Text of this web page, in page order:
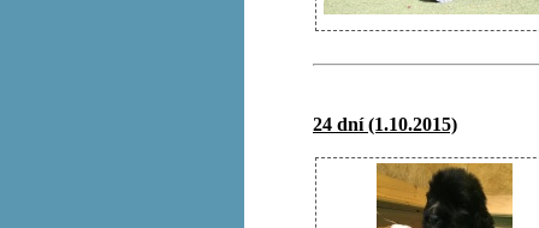
24 dní (1.10.2015)